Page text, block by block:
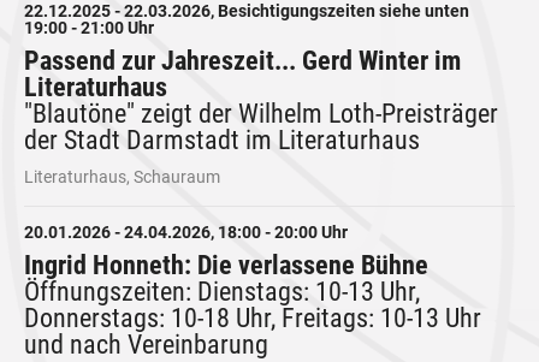
22.12.2025 - 22.03.2026, Besichtigungszeiten siehe unten
19:00 - 21:00 Uhr
Passend zur Jahreszeit... Gerd Winter im
Literaturhaus
"Blautöne" zeigt der Wilhelm Loth-Preisträger
der Stadt Darmstadt im Literaturhaus
Literaturhaus, Schauraum
20.01.2026 - 24.04.2026, 18:00 - 20:00 Uhr
Ingrid Honneth: Die verlassene Bühne
Öffnungszeiten: Dienstags: 10-13 Uhr,
Donnerstags: 10-18 Uhr, Freitags: 10-13 Uhr
und nach Vereinbarung